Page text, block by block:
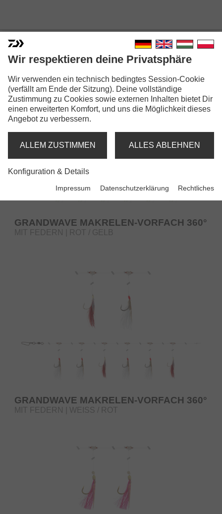
MEERES-VORFÄCHER
GRANDWAVE MAKRELEN-VORFACH 360°
MIT FEDERN | ROT / GELB
GRANDWAVE MAKRELEN-VORFACH 360°
MIT FEDERN | WEISS / ROT
Wir respektieren deine Privatsphäre
Wir verwenden ein technisch bedingtes Session-Cookie
(verfällt am Ende der Sitzung). Deine vollständige
Zustimmung zu Cookies sowie externen Inhalten bietet Dir
einen erweiterten Komfort, und uns die Möglichkeit dieses
Angebot zu verbessern.
ALLEM ZUSTIMMEN ALLES ABLEHNEN
Konfiguration & Details
Impressum Datenschutzerklärung Rechtliches